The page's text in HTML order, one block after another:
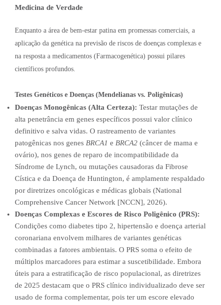
Medicina de Verdade
Enquanto a área de bem-estar patina em promessas comerciais, a
aplicação da genética na previsão de riscos de doenças complexas e
na resposta a medicamentos (Farmacogenética) possui pilares
científicos profundos.
Testes Genéticos e Doenças (Mendelianas vs. Poligênicas)
Doenças Monogênicas (Alta Certeza): Testar mutações de
alta penetrância em genes específicos possui valor clínico
definitivo e salva vidas. O rastreamento de variantes
patogênicas nos genes BRCA1 e BRCA2 (câncer de mama e
ovário), nos genes de reparo de incompatibilidade da
Síndrome de Lynch, ou mutações causadoras da Fibrose
Cística e da Doença de Huntington, é amplamente respaldado
por diretrizes oncológicas e médicas globais (National
Comprehensive Cancer Network [NCCN], 2026).
Doenças Complexas e Escores de Risco Poligênico (PRS):
Condições como diabetes tipo 2, hipertensão e doença arterial
coronariana envolvem milhares de variantes genéticas
combinadas a fatores ambientais. O PRS soma o efeito de
múltiplos marcadores para estimar a suscetibilidade. Embora
úteis para a estratificação de risco populacional, as diretrizes
de 2025 destacam que o PRS clínico individualizado deve ser
usado de forma complementar, pois ter um escore elevado